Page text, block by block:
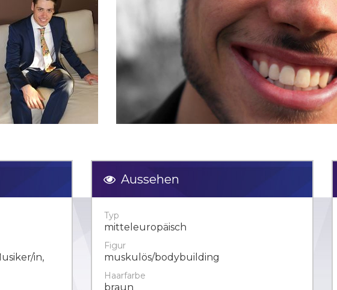
in,
Aussehen
Typ
mitteleuropäisch
Figur
muskulös/bodybuilding
Haarfarbe
braun